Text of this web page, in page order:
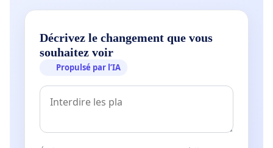
Décrivez le changement que vous
souhaitez voir
Propulsé par l’IA